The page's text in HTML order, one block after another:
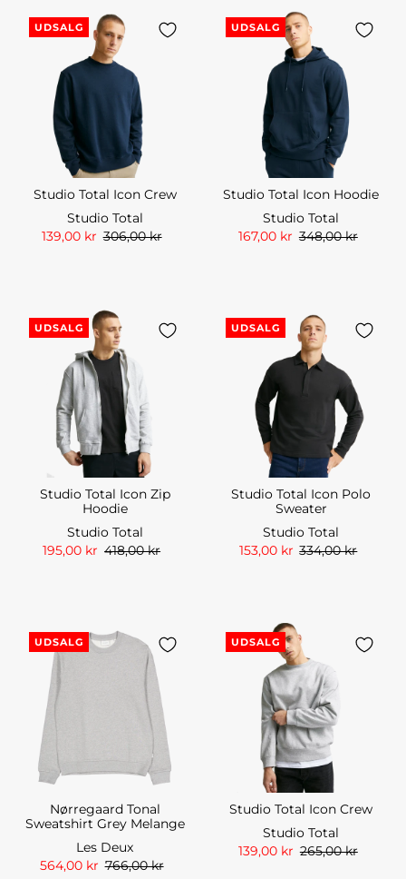
UDSALG
Studio Total Icon Crew
Studio Total
139,00 kr 306,00 kr
UDSALG
Studio Total Icon Hoodie
Studio Total
167,00 kr 348,00 kr
UDSALG
Studio Total Icon Zip
Hoodie
Studio Total
195,00 kr 418,00 kr
UDSALG
Studio Total Icon Polo
Sweater
Studio Total
153,00 kr 334,00 kr
UDSALG
Nørregaard Tonal
Sweatshirt Grey Melange
Les Deux
564,00 kr 766,00 kr
UDSALG
Studio Total Icon Crew
Studio Total
139,00 kr 265,00 kr